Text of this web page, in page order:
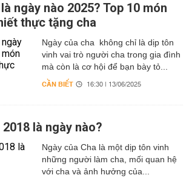
ngày nào 2025? Top 10 món
thực tặng cha
Ngày của cha không chỉ là dịp tôn
vinh vai trò người cha trong gia đình
mà còn là cơ hội để bạn bày tỏ...
CẦN BIẾT 16:30 | 13/06/2025
là ngày nào?
Ngày của Cha là một dịp tôn vinh
những người làm cha, mối quan hệ
với cha và ảnh hưởng của...